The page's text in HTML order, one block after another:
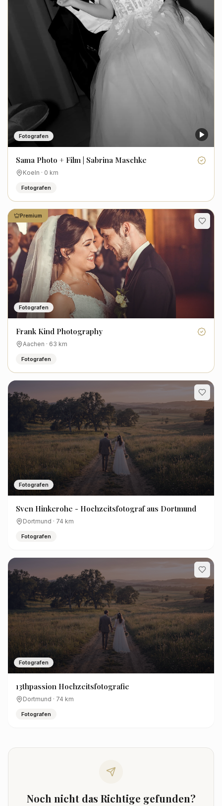
Fotografen
Sama Photo + Film | Sabrina Maschke
Koeln · 0 km
Fotografen
Fotografen
Premium
Frank Kind Photography
Aachen · 63 km
Fotografen
Fotografen
Sven Hinkerohe - Hochzeitsfotograf aus Dortmund
Dortmund · 74 km
Fotografen
Fotografen
13thpassion Hochzeitsfotografie
Dortmund · 74 km
Fotografen
Noch nicht das Richtige gefunden?